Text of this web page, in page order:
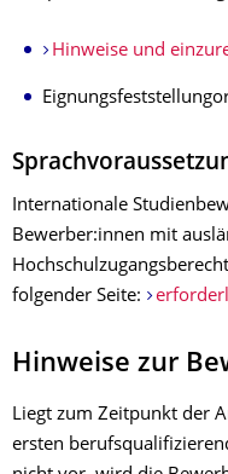
Hinweise und
Internationale
Bewerber:innen mit
folgender Seite:
Hinweise zur
Liegt zum Zeitpunkt der
ersten